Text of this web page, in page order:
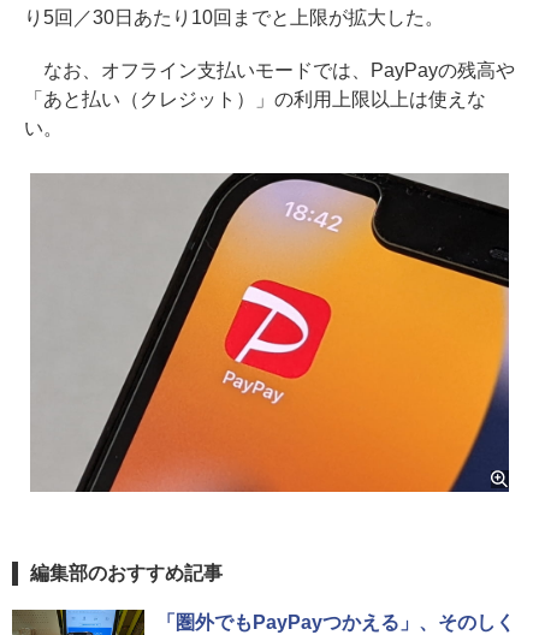
り5回／30日あたり10回までと上限が拡大した。
なお、オフライン支払いモードでは、PayPayの残高や
「あと払い（クレジット）」の利用上限以上は使えな
い。
編集部のおすすめ記事
「圏外でもPayPayつかえる」、そのしく